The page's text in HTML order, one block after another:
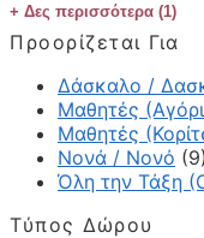
Δες περισσότερα (1)
Προορίζεται Για
Δάσκαλο /
Μαθητές
Μαθητές
Νονά / Νονό (9)
Όλη την Τάξη
Τύπος Δώρου